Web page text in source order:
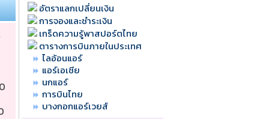
อัตราแลกเปลี่ยนเงิน
การจองและชำระเงิน
เกร็ดความรู้พาสปอร์ตไทย
ตารางการบินภายในประเทศ
ไลอ้อนแอร์
แอร์เอเชีย
นกแอร์
การบินไทย
บางกอกแอร์เวยส์